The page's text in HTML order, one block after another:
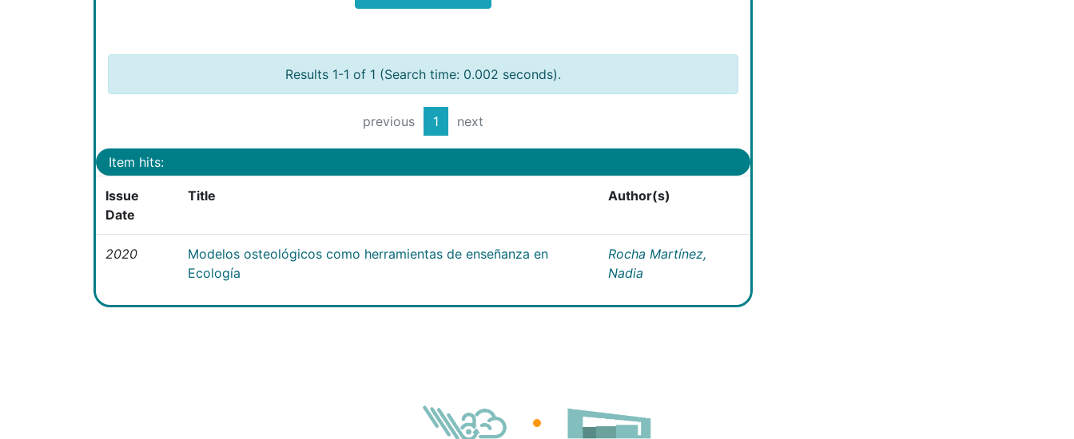
Results 1-1 of 1 (Search time: 0.002 seconds).
previous 1 next
Item hits:
Issue
Date
Title Author(s)
2020
Modelos osteológicos como herramientas de enseñanza en
Ecología
Rocha Martínez,
Nadia